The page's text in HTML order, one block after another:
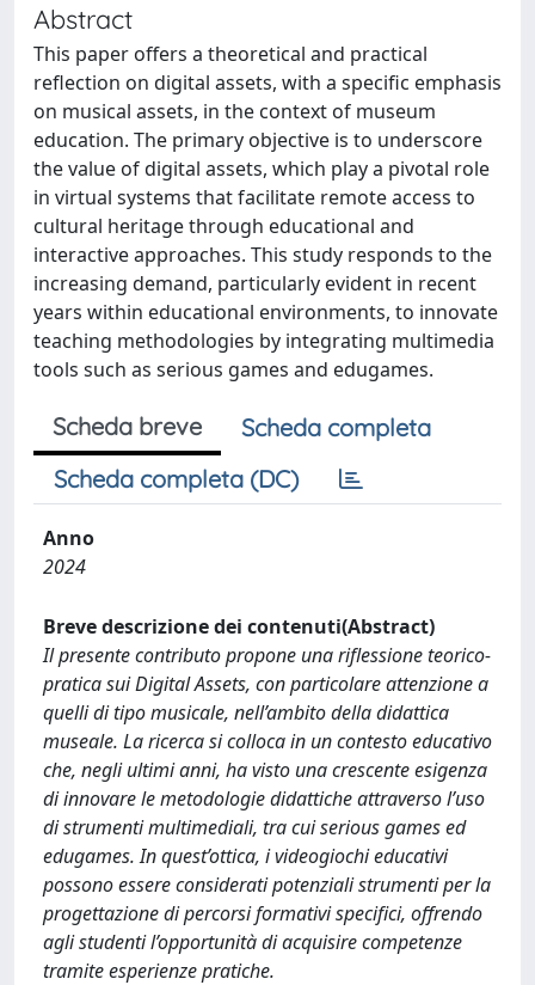
Abstract
This paper offers a theoretical and practical
reflection on digital assets, with a specific emphasis
on musical assets, in the context of museum
education. The primary objective is to underscore
the value of digital assets, which play a pivotal role
in virtual systems that facilitate remote access to
cultural heritage through educational and
interactive approaches. This study responds to the
increasing demand, particularly evident in recent
years within educational environments, to innovate
teaching methodologies by integrating multimedia
tools such as serious games and edugames.
Scheda breve
Scheda completa
Scheda completa (DC)
Anno
2024
Breve descrizione dei contenuti(Abstract)
Il presente contributo propone una riflessione teorico-
pratica sui Digital Assets, con particolare attenzione a
quelli di tipo musicale, nell’ambito della didattica
museale. La ricerca si colloca in un contesto educativo
che, negli ultimi anni, ha visto una crescente esigenza
di innovare le metodologie didattiche attraverso l’uso
di strumenti multimediali, tra cui serious games ed
edugames. In quest’ottica, i videogiochi educativi
possono essere considerati potenziali strumenti per la
progettazione di percorsi formativi specifici, offrendo
agli studenti l’opportunità di acquisire competenze
tramite esperienze pratiche.